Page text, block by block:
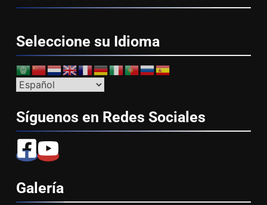
Seleccione su Idioma
Síguenos en Redes Sociales
Galería